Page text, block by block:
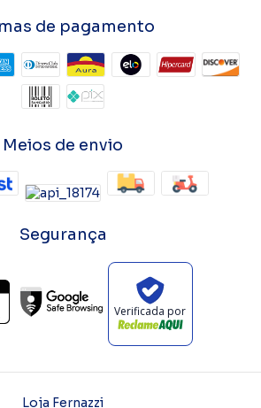
de pagamento
Meios de envio
Segurança
Verificada por
Loja Fernazzi